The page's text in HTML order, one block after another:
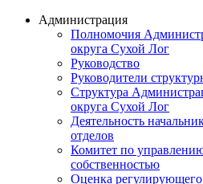
Администрация
Полномочия
округа Сухой Лог
Руководство
Руководители
Структура
округа Сухой Лог
Деятельность
отделов
Комитет по
собственностью
Оценка регулирующего